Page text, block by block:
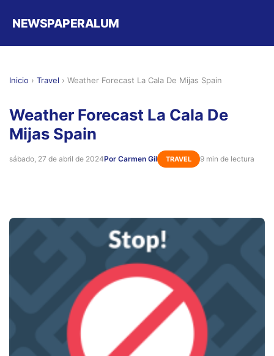
NEWSPAPERALUM
Inicio › Travel › Weather Forecast La Cala De Mijas Spain
Weather Forecast La Cala De
Mijas Spain
sábado, 27 de abril de 2024Por Carmen Gil TRAVEL 9 min de lectura